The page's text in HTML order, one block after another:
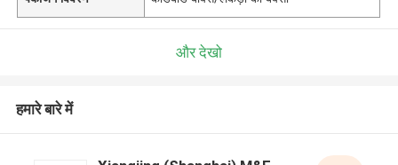
और देखो
हमारे बारे में